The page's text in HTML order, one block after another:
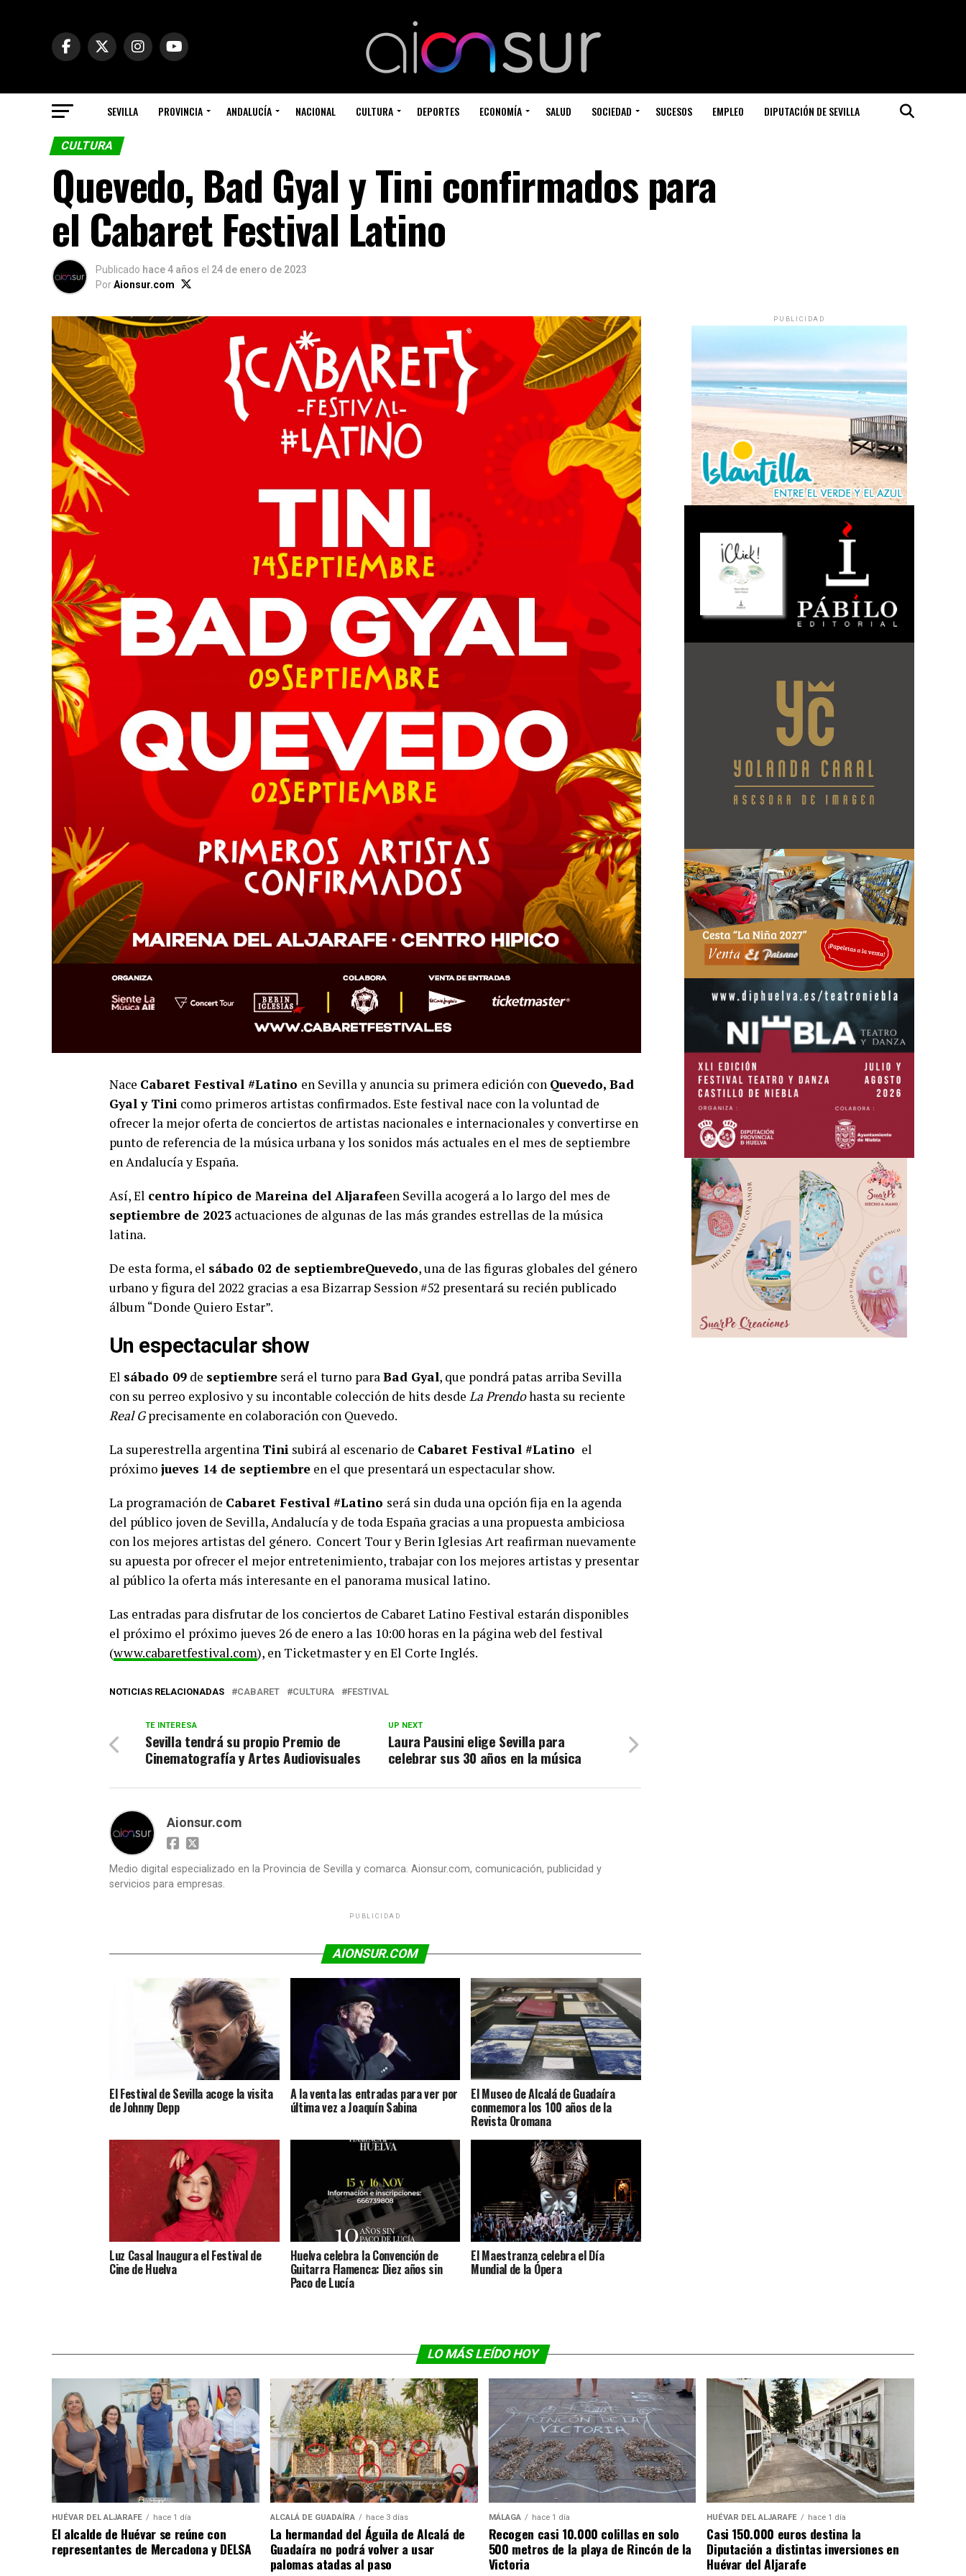
SEVILLA PROVINCIA ANDALUCÍA NACIONAL CULTURA DEPORTES ECONOMÍA SALUD SOCIEDAD SUCESOS EMPLEO DIPUTACIÓN DE SEVILLA
CULTURA
Quevedo, Bad Gyal y Tini confirmados para
el Cabaret Festival Latino
Publicado hace 4 años el 24 de enero de 2023
PorAionsur.com
Nace Cabaret Festival #Latino en Sevilla y anuncia su primera edición con Quevedo, Bad
Gyal y Tini como primeros artistas confirmados. Este festival nace con la voluntad de
ofrecer la mejor oferta de conciertos de artistas nacionales e internacionales y convertirse en
punto de referencia de la música urbana y los sonidos más actuales en el mes de septiembre
en Andalucía y España.
Así, El centro hípico de Mareina del Aljarafeen Sevilla acogerá a lo largo del mes de
septiembre de 2023 actuaciones de algunas de las más grandes estrellas de la música
latina.
De esta forma, el sábado 02 de septiembreQuevedo, una de las figuras globales del género
urbano y figura del 2022 gracias a esa Bizarrap Session #52 presentará su recién publicado
álbum “Donde Quiero Estar”.
Un espectacular show
El sábado 09 de septiembre será el turno paraBad Gyal, que pondrá patas arriba Sevilla
con su perreo explosivo y su incontable colección de hits desde La Prendohasta su reciente
Real Gprecisamente en colaboración con Quevedo.
La superestrella argentina Tini subirá al escenario de Cabaret Festival #Latino el
próximo jueves 14 de septiembre en el que presentará un espectacular show.
La programación de Cabaret Festival #Latino será sin duda una opción fija en la agenda
del público joven de Sevilla, Andalucía y de toda España gracias a una propuesta ambiciosa
con los mejores artistas del género. Concert Tour y Berin Iglesias Art reafirman nuevamente
su apuesta por ofrecer el mejor entretenimiento, trabajar con los mejores artistas y presentar
al público la oferta más interesante en el panorama musical latino.
Las entradas para disfrutar de los conciertos de Cabaret Latino Festival estarán disponibles
el próximo el próximo jueves 26 de enero a las 10:00 horas en la página web del festival
(www.cabaretfestival.com), en Ticketmaster y en El Corte Inglés.
NOTICIAS RELACIONADAS CABARET CULTURA FESTIVAL
UP NEXT
Laura Pausini elige Sevilla para
celebrar sus 30 años en la música
TE INTERESA
Sevilla tendrá su propio Premio de
Cinematografía y Artes Audiovisuales
Aionsur.com
Medio digital especializado en la Provincia de Sevilla y comarca. Aionsur.com, comunicación, publicidad y
servicios para empresas.
PUBLICIDAD
AIONSUR.COM
El Festival de Sevilla acoge la visita
de Johnny Depp
A la venta las entradas para ver por
última vez a Joaquín Sabina
El Museo de Alcalá de Guadaíra
conmemora los 100 años de la
Revista Oromana
Luz Casal Inaugura el Festival de
Cine de Huelva
Huelva celebra la Convención de
Guitarra Flamenca: Diez años sin
Paco de Lucía
El Maestranza celebra el Día
Mundial de la Ópera
PUBLICIDAD
LO MÁS LEÍDO HOY
HUÉVAR DEL ALJARAFE hace 1 día
El alcalde de Huévar se reúne con
representantes de Mercadona y DELSA
ALCALÁ DE GUADAÍRA hace 3 días
La hermandad del Águila de Alcalá de
Guadaíra no podrá volver a usar
palomas atadas al paso
MÁLAGA hace 1 día
Recogen casi 10.000 colillas en solo
500 metros de la playa de Rincón de la
Victoria
HUÉVAR DEL ALJARAFE hace 1 día
Casi 150.000 euros destina la
Diputación a distintas inversiones en
Huévar del Aljarafe